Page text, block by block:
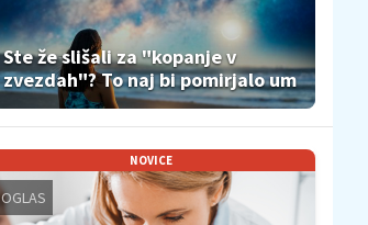
Ste že slišali za "kopanje v
zvezdah"? To naj bi pomirjalo um
NOVICE
OGLAS